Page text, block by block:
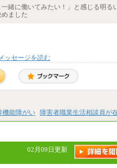
揮できると認められる場合は、 上記の
関わらず個別設定することがあります
※営業職に支給するインセンティブは
※試用期間中も給与に変更はございま
中途：
基本月給／20万5000円以上(正社員・
※経験、能力を考慮の上、当社規
り優遇いたします
一緒に働いてみたい！」と感じる明る
ました
ッセージを読む
機能障がい 障害者職業生活相談員が
02月09日更新